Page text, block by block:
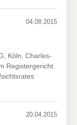
04.08.2015
Köln, Charles-
Registergericht
20.04.2015